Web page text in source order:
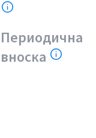
Минимална
Периодична
вноска